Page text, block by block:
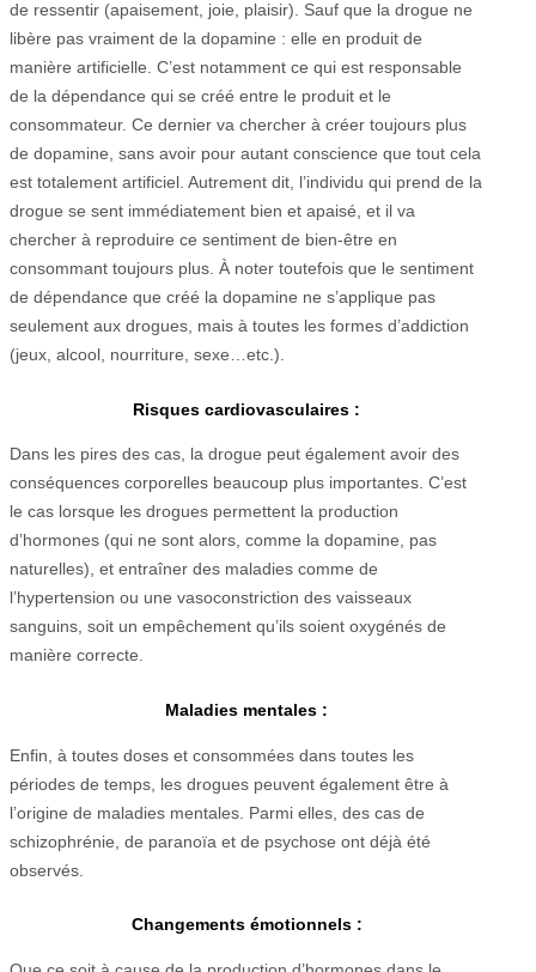
de ressentir (apaisement, joie, plaisir). Sauf que la drogue ne
libère pas vraiment de la dopamine : elle en produit de
manière artificielle. C’est notamment ce qui est responsable
de la dépendance qui se créé entre le produit et le
consommateur. Ce dernier va chercher à créer toujours plus
de dopamine, sans avoir pour autant conscience que tout cela
est totalement artificiel. Autrement dit, l’individu qui prend de la
drogue se sent immédiatement bien et apaisé, et il va
chercher à reproduire ce sentiment de bien-être en
consommant toujours plus. À noter toutefois que le sentiment
de dépendance que créé la dopamine ne s’applique pas
seulement aux drogues, mais à toutes les formes d’addiction
(jeux, alcool, nourriture, sexe…etc.).
Risques cardiovasculaires :
Dans les pires des cas, la drogue peut également avoir des
conséquences corporelles beaucoup plus importantes. C’est
le cas lorsque les drogues permettent la production
d’hormones (qui ne sont alors, comme la dopamine, pas
naturelles), et entraîner des maladies comme de
l’hypertension ou une vasoconstriction des vaisseaux
sanguins, soit un empêchement qu’ils soient oxygénés de
manière correcte.
Maladies mentales :
Enfin, à toutes doses et consommées dans toutes les
périodes de temps, les drogues peuvent également être à
l’origine de maladies mentales. Parmi elles, des cas de
schizophrénie, de paranoïa et de psychose ont déjà été
observés.
Changements émotionnels :